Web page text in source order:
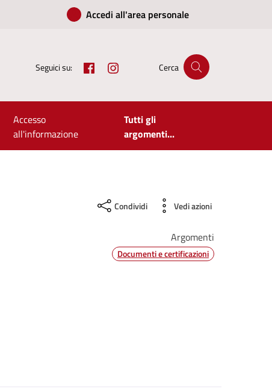
Accedi all'area personale
Seguici su: FacebookInstagramCerca
Accesso
all'informazione
Tutti gli
argomenti...
Condividi Vedi azioni
Argomenti
Documenti e certificazioni